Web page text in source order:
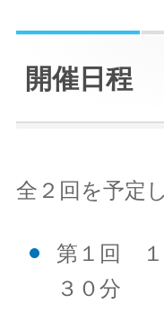
開催日程
全２回を予定
第１回 １
３０分